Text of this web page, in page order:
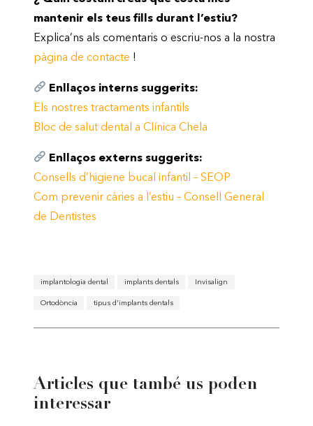
mantenir els teus fills durant l’estiu?
Explica’ns als comentaris o escriu-nos a la nostra
pàgina de contacte !
Enllaços interns suggerits:
Els nostres tractaments infantils
Bloc de salut dental a Clínica Chela
Enllaços externs suggerits:
Consells d’higiene bucal infantil – SEOP
Com prevenir càries a l’estiu – Consell General
de Dentistes
implantologia dental implants dentals Invisalign
Ortodòncia tipus d'implants dentals
Articles que també us poden
interessar